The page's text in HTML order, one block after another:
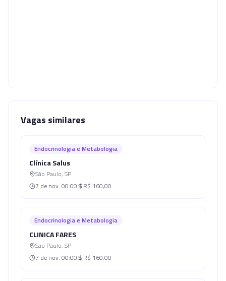
Vagas similares
Endocrinologia e Metabologia
Clínica Salus
São Paulo, SP
7 de nov. 00:00 R$ 160,00
Endocrinologia e Metabologia
CLINICA FARES
Sao Paulo, SP
7 de nov. 00:00 R$ 160,00